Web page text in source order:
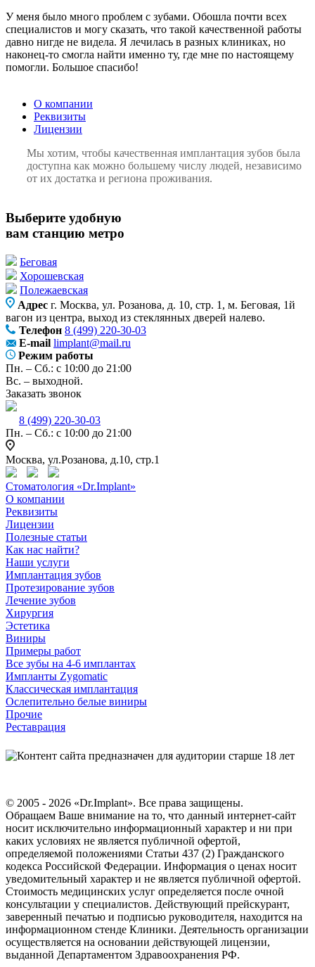
У меня было много проблем с зубами. Обошла почти всех
специалистов и могу сказать, что такой качественной работы
давно нигде не видела. Я лечилась в разных клиниках, но
наконец-то смогла найти именно ту, где мне по настоящему
помогли. Большое спасибо!
О компании
Реквизиты
Лицензии
Мы хотим, чтобы качественная имплантация зубов была
доступна как можно большему числу людей, независимо
от их достатка и региона проживания.
Выберите удобную
вам станцию метро
Беговая
Хорошевская
Полежаевская
Адрес г. Москва, ул. Розанова, д. 10, стр. 1, м. Беговая, 1й
вагон из центра, выход из стеклянных дверей налево.
Телефон 8 (499) 220-30-03
E-mail limplant@mail.ru
Режим работы
Пн. – Сб.: с 10:00 до 21:00
Вс. – выходной.
Заказать звонок
8 (499) 220-30-03
Пн. – Сб.: с 10:00 до 21:00
Москва, ул.Розанова, д.10, стр.1
Стоматология «Dr.Implant»
О компании
Реквизиты
Лицензии
Полезные статьи
Как нас найти?
Наши услуги
Имплантация зубов
Протезирование зубов
Лечение зубов
Хирургия
Эстетика
Виниры
Примеры работ
Все зубы на 4-6 имплантах
Импланты Zygomatic
Классическая имплантация
Ослепительно белые виниры
Прочие
Реставрация
© 2005 - 2026 «Dr.Implant». Все права защищены.
Обращаем Ваше внимание на то, что данный интернет-сайт
носит исключительно информационный характер и ни при
каких условиях не является публичной офертой,
определяемой положениями Статьи 437 (2) Гражданского
кодекса Российской Федерации. Информация о ценах носит
уведомительный характер и не является публичной офертой.
Стоимость медицинских услуг определяется после очной
консультации у специалистов. Действующий прейскурант,
заверенный печатью и подписью руководителя, находится на
информационном стенде Клиники. Деятельность организации
осуществляется на основании действующей лицензии,
выданной Департаментом Здравоохранения РФ.